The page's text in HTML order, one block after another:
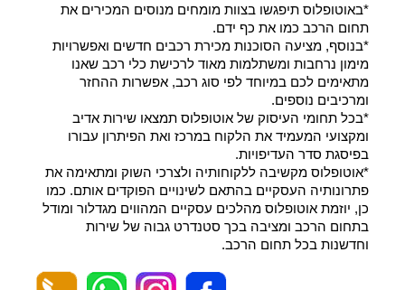
*באוטופלוס תיפגשו בצוות מומחים מנוסים המכירים את
תחום הרכב כמו את כף ידם.
*בנוסף, מציעה הסוכנות מכירת רכבים חדשים ואפשרויות
מימון נרחבות ומשתלמות מאוד לרכישת כלי רכב שאנו
מתאימים לכם במיוחד לפי סוג רכב, אפשרות ההחזר
ומרכיבים נוספים.
*בכל תחומי העיסוק של אוטופלוס תמצאו שירות אדיב
ומקצועי המעמיד את הלקוח במרכז ואת הפיתרון עבורו
בפיסגת סדר העדיפויות.
*אוטופלוס מקשיבה ללקוחותיה ולצרכי השוק ומתאימה את
פתרונותיה העסקיים בהתאם לשינויים הפוקדים אותם. כמו
כן, יוזמת אוטופלוס מהלכים עסקיים המהווים מגדלור ומודל
בתחום הרכב ומציבה בכך סטנדרט גבוה של שירות
וחדשנות בכל תחום הרכב.